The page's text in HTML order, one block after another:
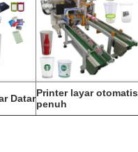
DatarPrinter layar otomatis
penuh